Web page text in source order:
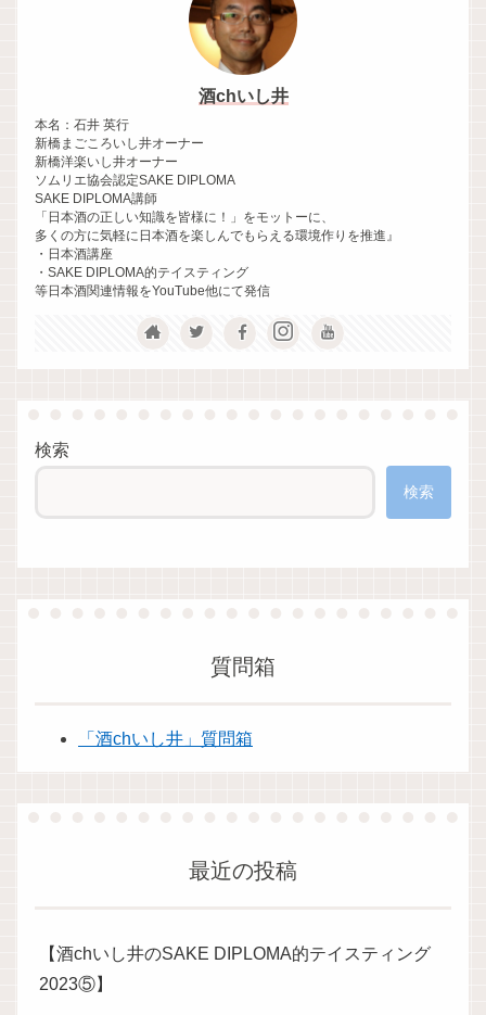
酒chいし井
本名：石井 英行
新橋まごころいし井オーナー
新橋洋楽いし井オーナー
ソムリエ協会認定SAKE DIPLOMA
SAKE DIPLOMA講師
「日本酒の正しい知識を皆様に！」をモットーに、
多くの方に気軽に日本酒を楽しんでもらえる環境作りを推進』
・日本酒講座
・SAKE DIPLOMA的テイスティング
等日本酒関連情報をYouTube他にて発信
検索
検索
質問箱
「酒chいし井」質問箱
最近の投稿
【酒chいし井のSAKE DIPLOMA的テイスティング
2023⑤】